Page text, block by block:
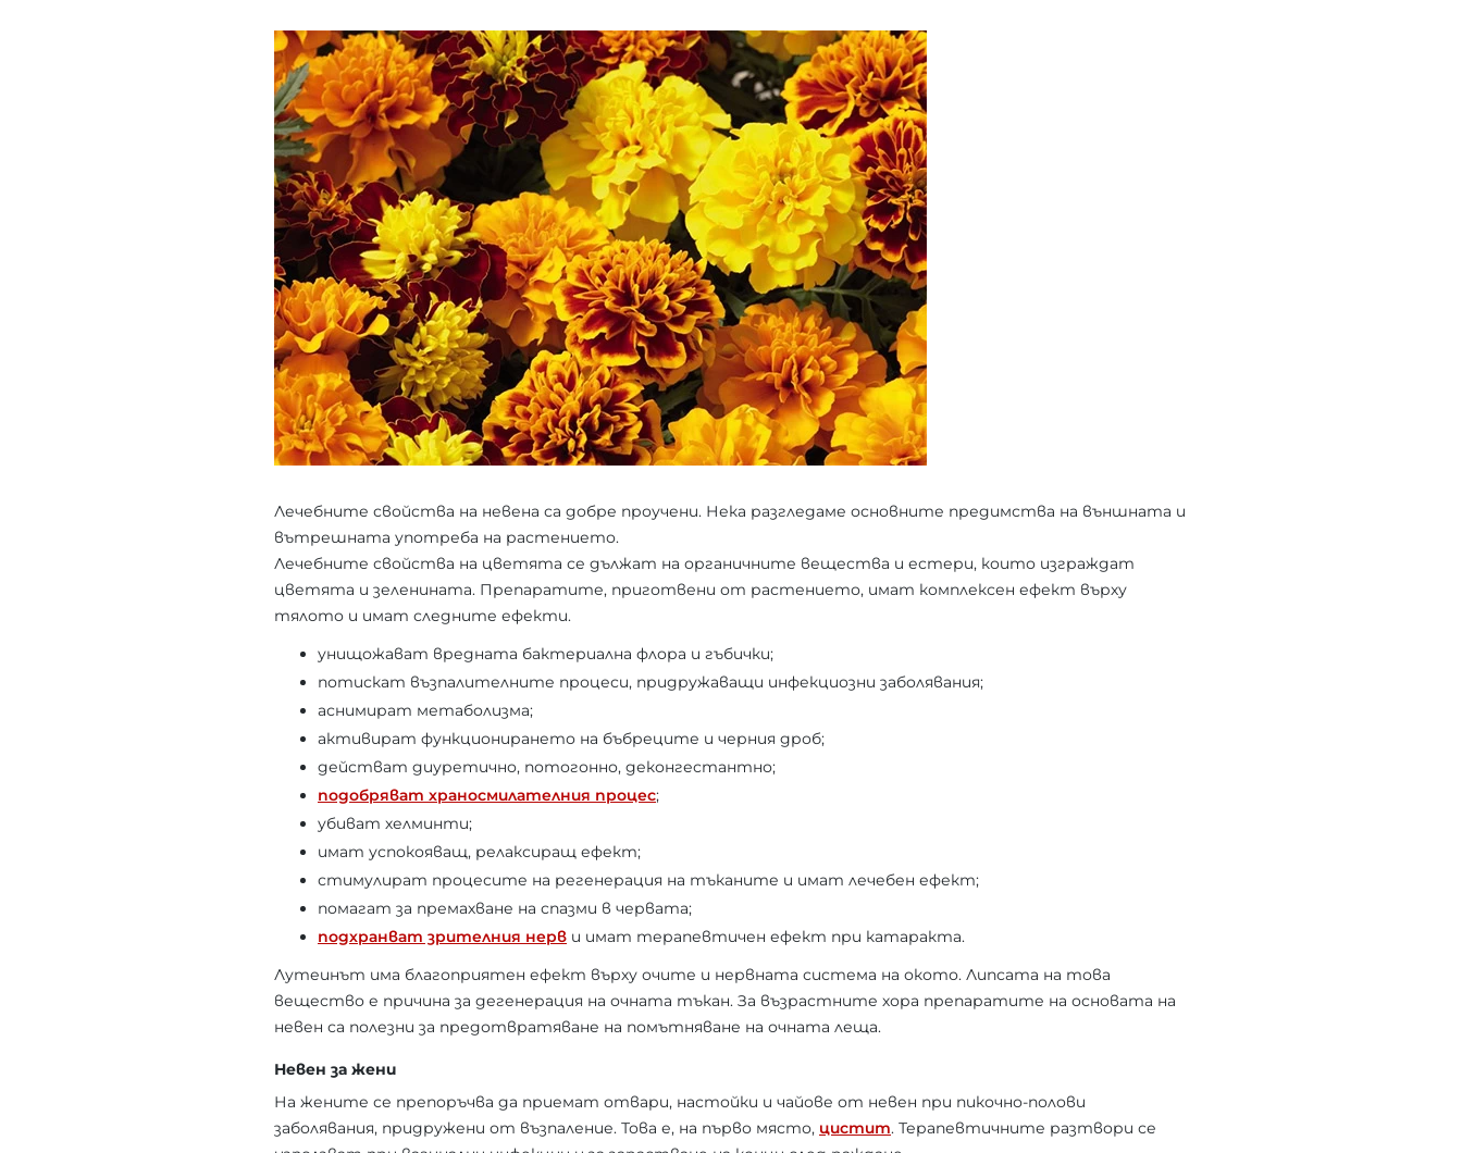
Лечебните свойства на невена са добре проучени. Нека разгледаме основните предимства на външната и
вътрешната употреба на растението.
Лечебните свойства на цветята се дължат на органичните вещества и естери, които изграждат
цветята и зеленината. Препаратите, приготвени от растението, имат комплексен ефект върху
тялото и имат следните ефекти.
унищожават вредната бактериална флора и гъбички;
потискат възпалителните процеси, придружаващи инфекциозни заболявания;
аснимират метаболизма;
активират функционирането на бъбреците и черния дроб;
действат диуретично, потогонно, деконгестантно;
подобряват храносмилателния процес;
убиват хелминти;
имат успокояващ, релаксиращ ефект;
стимулират процесите на регенерация на тъканите и имат лечебен ефект;
помагат за премахване на спазми в червата;
подхранват зрителния нерв и имат терапевтичен ефект при катаракта.
Лутеинът има благоприятен ефект върху очите и нервната система на окото. Липсата на това
вещество е причина за дегенерация на очната тъкан. За възрастните хора препаратите на основата на
невен са полезни за предотвратяване на помътняване на очната леща.
Невен за жени
На жените се препоръчва да приемат отвари, настойки и чайове от невен при пикочно-полови
заболявания, придружени от възпаление. Това е, на първо място, цистит. Терапевтичните разтвори се